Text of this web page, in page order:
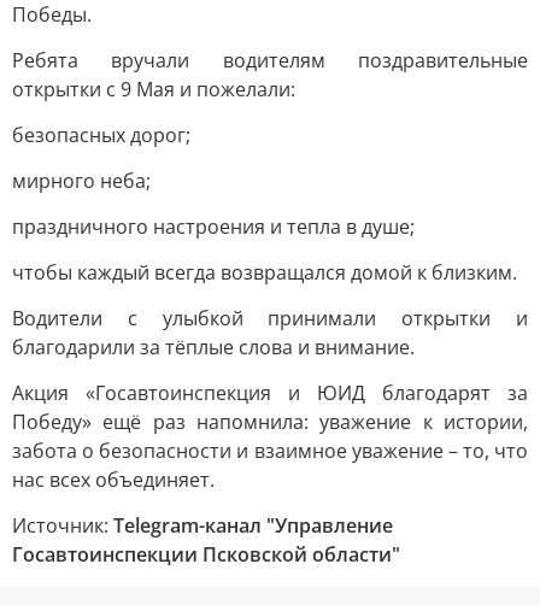
Победы.
Ребята вручали водителям поздравительные
открытки с 9 Мая и пожелали:
безопасных дорог;
мирного неба;
праздничного настроения и тепла в душе;
чтобы каждый всегда возвращался домой к близким.
Водители с улыбкой принимали открытки и
благодарили за тёплые слова и внимание.
Акция «Госавтоинспекция и ЮИД благодарят за
Победу» ещё раз напомнила: уважение к истории,
забота о безопасности и взаимное уважение – то, что
нас всех объединяет.
Источник: Telegram-канал "Управление
Госавтоинспекции Псковской области"